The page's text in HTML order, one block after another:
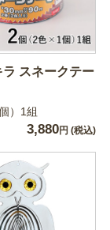
スネークテー
）1組
3,880円 (税込)